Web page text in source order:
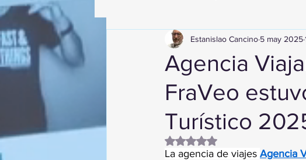
Agencia
FraVeo
Turístico
Estanislao Cancino 5 may 2025
Obtuvo NaN de 5 estrellas.
La agencia de viajes Agencia